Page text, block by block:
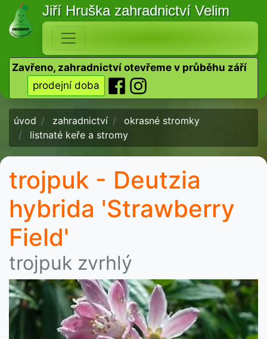
Jiří Hruška zahradnictví Velim
Zavřeno, zahradnictví otevřeme v průběhu září
prodejní doba
úvod zahradnictví
okrasné stromky
listnaté keře a stromy
trojpuk - Deutzia
hybrida 'Strawberry
Field'
trojpuk zvrhlý